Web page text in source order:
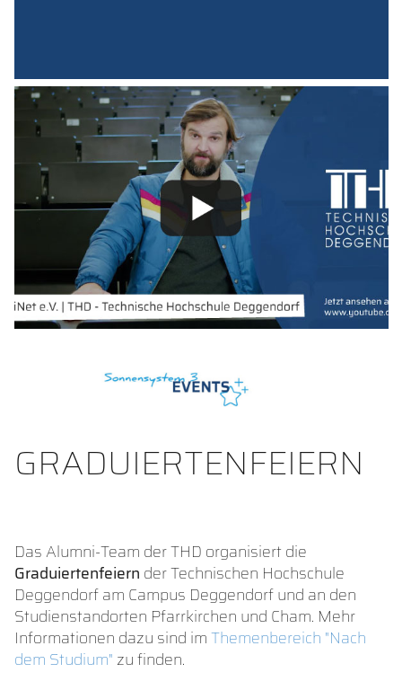
GRADUIERTENFEIERN
Das Alumni-Team der THD organisiert die
Graduiertenfeiern der Technischen Hochschule
Deggendorf am Campus Deggendorf und an den
Studienstandorten Pfarrkirchen und Cham. Mehr
Informationen dazu sind imThemenbereich "Nach
dem Studium" zu finden.